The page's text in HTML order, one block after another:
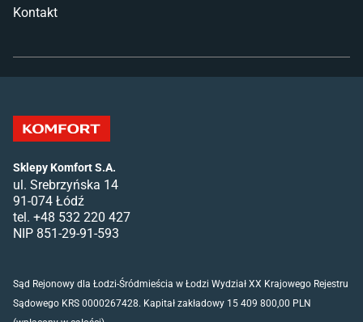
Kontakt
Sklepy Komfort S.A.
ul. Srebrzyńska 14
91-074 Łódź
tel. +48 532 220 427
NIP 851-29-91-593
Sąd Rejonowy dla Łodzi-Śródmieścia w Łodzi Wydział XX Krajowego Rejestru
Sądowego KRS 0000267428. Kapitał zakładowy 15 409 800,00 PLN